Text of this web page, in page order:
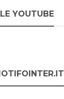
YOUTUBE